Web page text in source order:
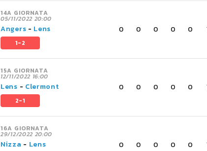
14A GIORNATA
05/11/2022 20:00
Angers - Lens
1-2
0 0 0 0 0
15A GIORNATA
12/11/2022 16:00
Lens - Clermont
2-1
0 0 0 0 0
16A GIORNATA
29/12/2022 20:00
Nizza - Lens 0 0 0 0 0